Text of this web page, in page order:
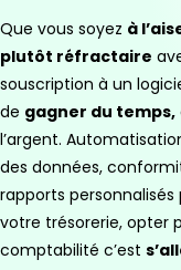
Que vous soyez à
plutôt réfractaire
souscription à un
de gagner du temps,
l’argent.
des données,
rapports
votre trésorerie, opter
comptabilité c’est